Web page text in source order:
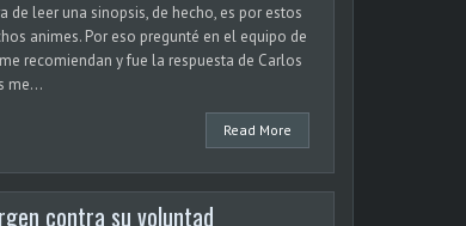
de leer una sinopsis, de hecho, es por estos
animes. Por eso pregunté en el equipo de
recomiendan y fue la respuesta de Carlos
me...
Read More
contra su voluntad